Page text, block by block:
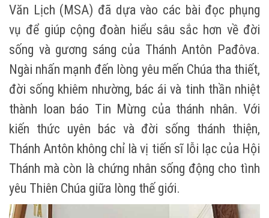
Văn Lịch (MSA) đã dựa vào các bài đọc phụng
vụ để giúp cộng đoàn hiểu sâu sắc hơn về đời
sống và gương sáng của Thánh Antôn Pađôva.
Ngài nhấn mạnh đến lòng yêu mến Chúa tha thiết,
đời sống khiêm nhường, bác ái và tinh thần nhiệt
thành loan báo Tin Mừng của thánh nhân. Với
kiến thức uyên bác và đời sống thánh thiện,
Thánh Antôn không chỉ là vị tiến sĩ lỗi lạc của Hội
Thánh mà còn là chứng nhân sống động cho tình
yêu Thiên Chúa giữa lòng thế giới.